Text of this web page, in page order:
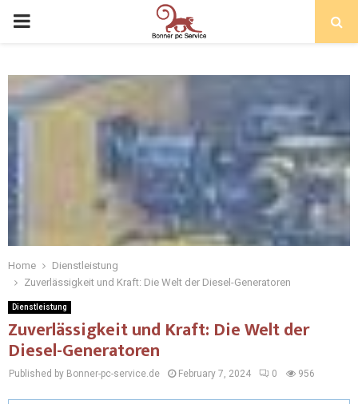
Home
Dienstleistung
Zuverlässigkeit und Kraft: Die Welt der Diesel-Generatoren
Dienstleistung
Zuverlässigkeit und Kraft: Die Welt der
Diesel-Generatoren
Published by Bonner-pc-service.de February 7, 2024 0 956